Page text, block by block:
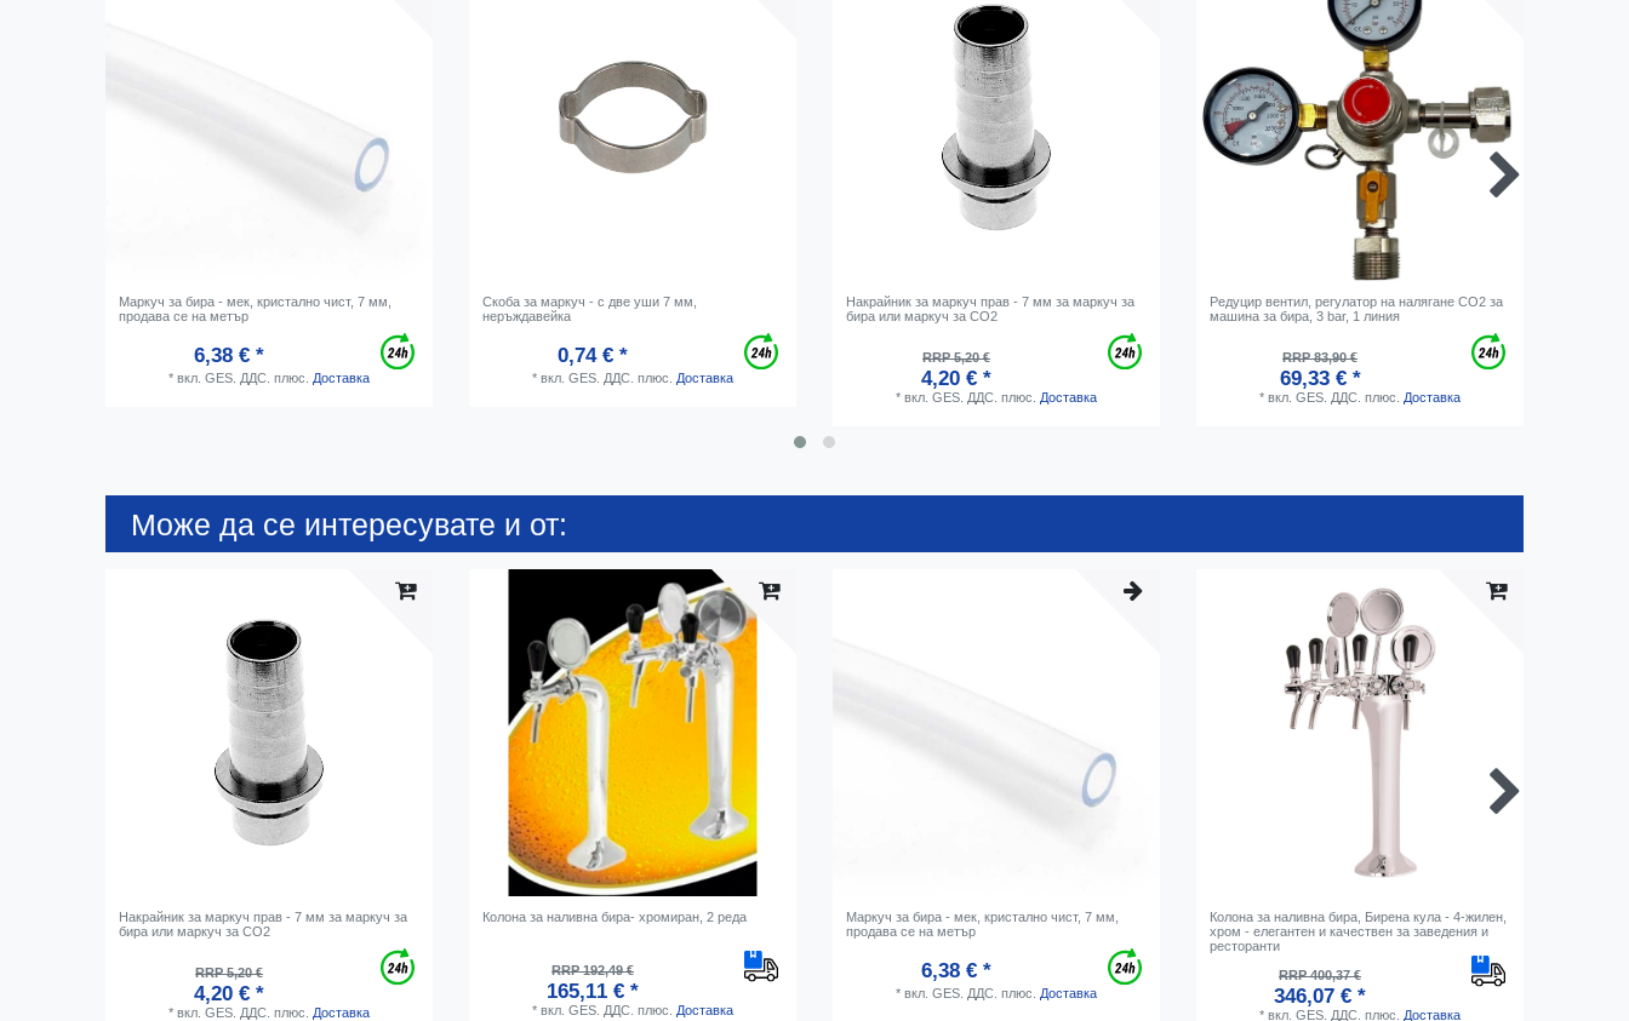
Маркуч за бира - мек, кристално чист, 7 мм,
продава се на метър
6,38 € *
* вкл. GES. ДДС. плюс. Доставка
Скоба за маркуч - с две уши 7 мм,
неръждавейка
0,74 € *
* вкл. GES. ДДС. плюс. Доставка
Накрайник за маркуч прав - 7 мм за маркуч за
бира или маркуч за CO2
RRP 5,20 €
4,20 € *
* вкл. GES. ДДС. плюс. Доставка
Редуцир вентил, регулатор на налягане CO2 за
машина за бира, 3 bar, 1 линия
RRP 83,90 €
69,33 € *
* вкл. GES. ДДС. плюс. Доставка
Може да се интересувате и от:
Накрайник за маркуч прав - 7 мм за маркуч за
бира или маркуч за CO2
RRP 5,20 €
4,20 € *
* вкл. GES. ДДС. плюс. Доставка
Колона за наливна бира- хромиран, 2 реда
RRP 192,49 €
165,11 € *
* вкл. GES. ДДС. плюс. Доставка
Маркуч за бира - мек, кристално чист, 7 мм,
продава се на метър
6,38 € *
* вкл. GES. ДДС. плюс. Доставка
Колона за наливна бира, Бирена кула - 4-жилен,
хром - елегантен и качествен за заведения и
ресторанти
RRP 400,37 €
346,07 € *
* вкл. GES. ДДС. плюс. Доставка